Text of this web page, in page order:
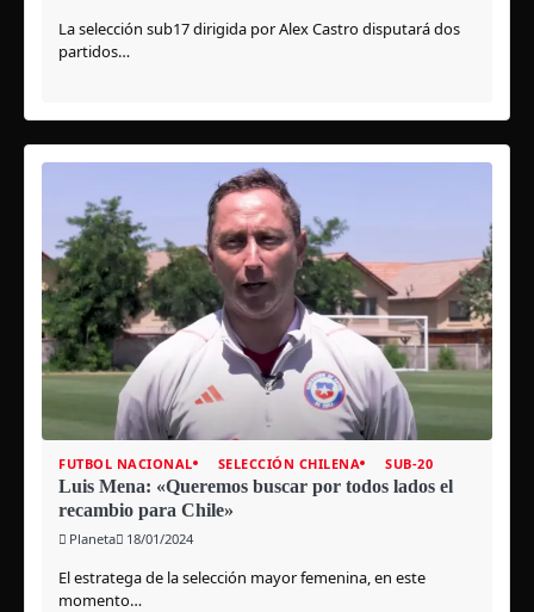
La selección sub17 dirigida por Alex Castro disputará dos
partidos…
FUTBOL NACIONAL SELECCIÓN CHILENA SUB-20
Luis Mena: «Queremos buscar por todos lados el
recambio para Chile»
Planeta 18/01/2024
El estratega de la selección mayor femenina, en este
momento…